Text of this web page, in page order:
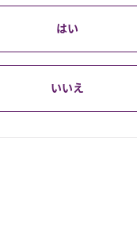
はい
いいえ